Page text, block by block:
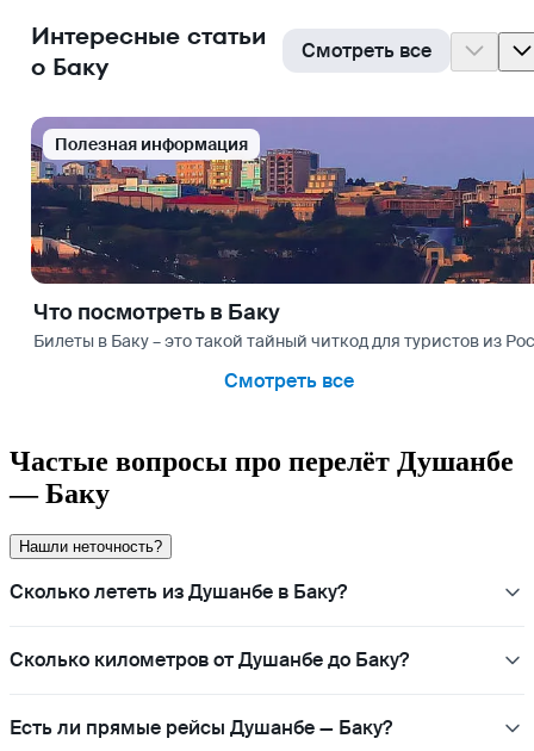
Интересные статьи
о Баку
Смотреть все
Полезная информация
Что посмотреть в Баку
Билеты в Баку – это такой тайный читкод для туристов из
Смотреть все
Частые вопросы про перелёт Душанбе
— Баку
Нашли неточность?
Сколько лететь из Душанбе в Баку?
Сколько километров от Душанбе до Баку?
Есть ли прямые рейсы Душанбе — Баку?